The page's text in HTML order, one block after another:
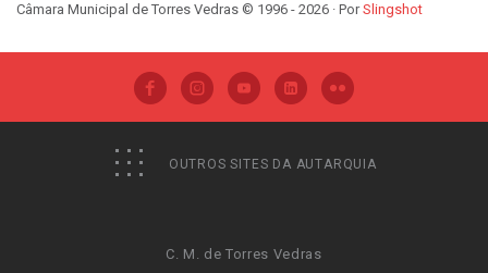
Câmara Municipal de Torres Vedras © 1996 - 2026 · PorSlingshot
OUTROS SITES DA AUTARQUIA
C. M. de Torres Vedras